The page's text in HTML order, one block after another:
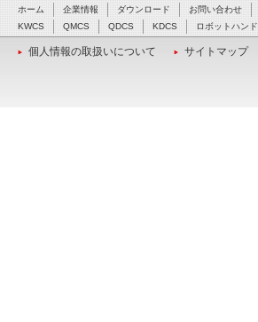
ホーム 企業情報 ダウンロード お問い合わせ
KWCS
QMCS QDCS KDCS ロボットハンド
個人情報の取扱いについて サイトマップ